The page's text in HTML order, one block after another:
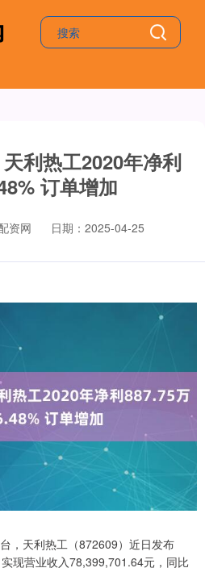
利热工2020年净利
订单增加
资网
日期：2025-04-25
，天利热工（872609）近日发布
现营业收入78,399,701.64元，同比